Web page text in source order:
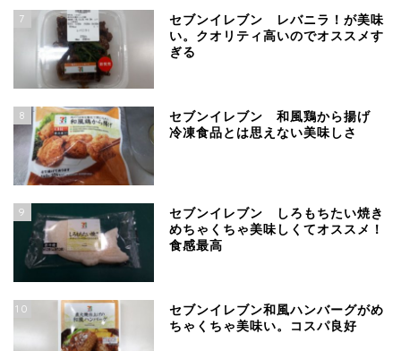
7
セブンイレブン レバニラ！が美味
い。クオリティ高いのでオススメす
ぎる
8
セブンイレブン 和風鶏から揚げ
冷凍食品とは思えない美味しさ
9
セブンイレブン しろもちたい焼き
めちゃくちゃ美味しくてオススメ！
食感最高
10
セブンイレブン和風ハンバーグがめ
ちゃくちゃ美味い。コスパ良好